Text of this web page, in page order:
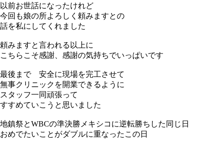
以前お世話になったけれど
今回も娘の所よろしく頼みますとの
話を私にしてくれました
頼みますと言われる以上に
こちらこそ感謝、感謝の気持ちでいっぱいです
最後まで 安全に現場を完工させて
無事クリニックを開業できるように
スタッフ一同頑張って
すすめていこうと思いました
地鎮祭とWBCの準決勝メキシコに逆転勝ちした同じ日
おめでたいことがダブルに重なったこの日